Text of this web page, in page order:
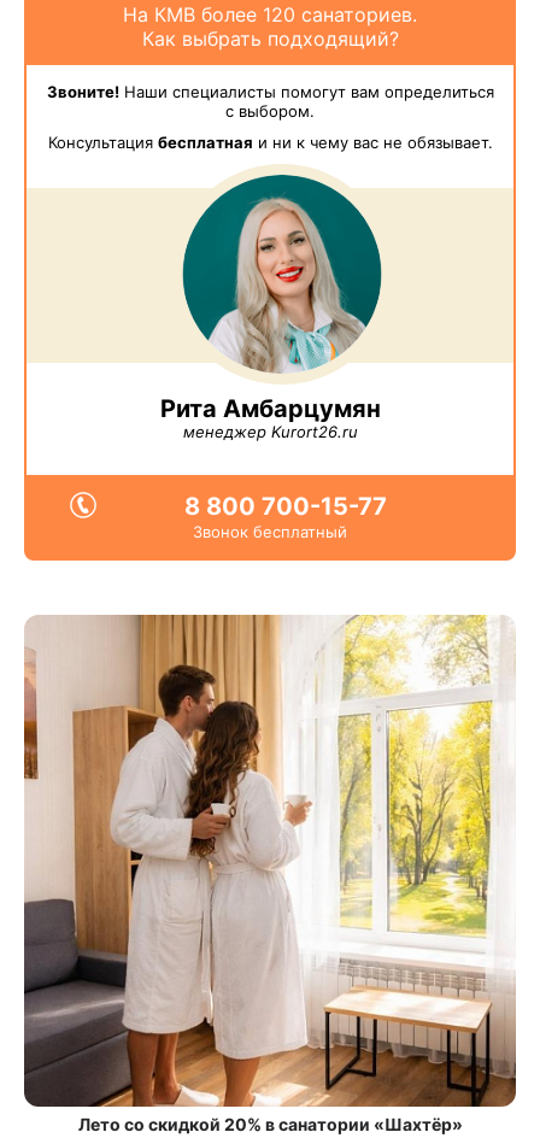
На КМВ более 120 санаториев.
Как выбрать подходящий?
Звоните!Наши специалисты помогут вам определиться
с выбором.
Консультация бесплатная и ни к чему вас не обязывает.
Рита Амбарцумян
менеджер Kurort26.ru
8 800 700-15-77
Звонок бесплатный
Лето со скидкой 20% в санатории «Шахтёр»